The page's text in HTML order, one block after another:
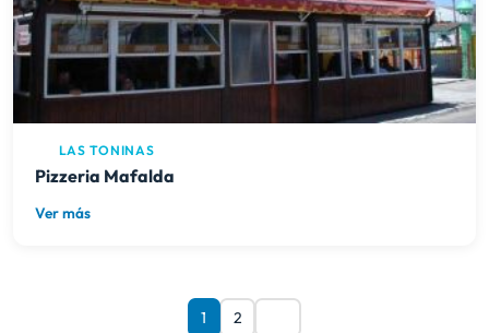
LAS TONINAS
Pizzeria Mafalda
Ver más
1 2